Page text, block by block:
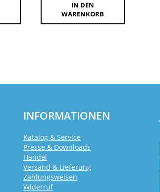
IN DEN
WARENKORB
INFORMATIONEN
Katalog & Service
Presse & Downloads
Handel
Versand & Lieferung
Zahlungsweisen
Widerruf